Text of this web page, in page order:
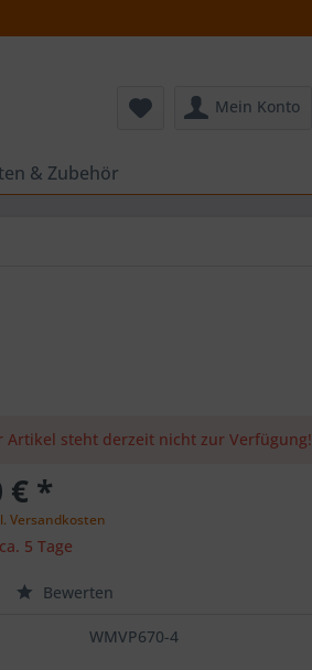
Mein Konto
& Zubehör
Artikel steht derzeit nicht zur Verfügung!
€ *
Versandkosten
5 Tage
Bewerten
WMVP670-4